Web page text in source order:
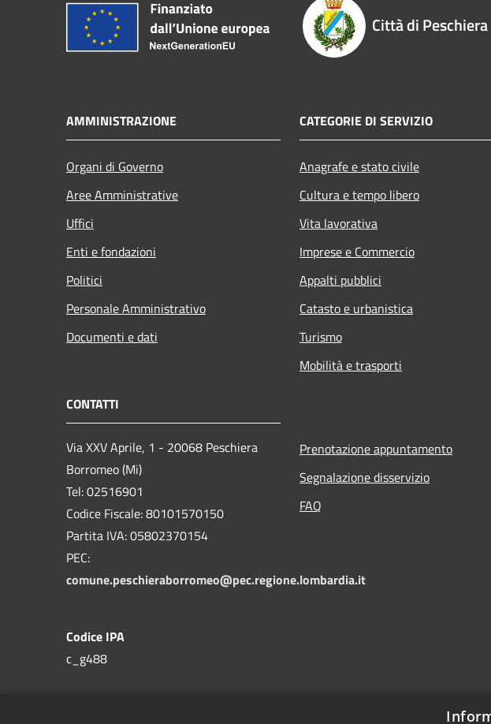
Città di
AMMINISTRAZIONE
Organi di Governo
Aree Amministrative
Uffici
Enti e fondazioni
Politici
Personale Amministrativo
Documenti e dati
CATEGORIE DI SERVIZIO
Anagrafe e stato civile
Cultura e tempo libero
Vita lavorativa
Imprese e Commercio
Appalti pubblici
Catasto e urbanistica
Turismo
Mobilità e trasporti
CONTATTI
Via XXV Aprile, 1 - 20068 Peschiera
Borromeo (Mi)
Tel: 02516901
Codice Fiscale: 80101570150
Partita IVA: 05802370154
PEC:
comune.peschieraborromeo@pec.regione.lombardia.it
Codice IPA
c_g488
Prenotazione appuntamento
Segnalazione disservizio
FAQ